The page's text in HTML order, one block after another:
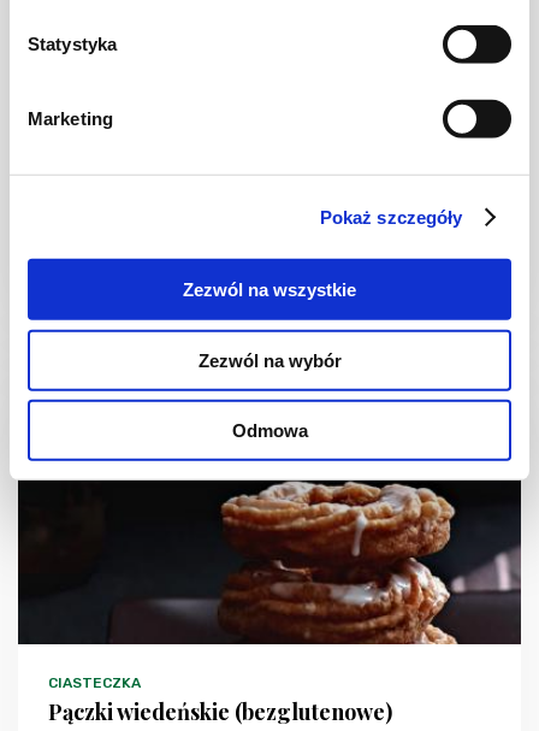
Statystyka
Marketing
Pokaż szczegóły
Zezwól na wszystkie
Zezwól na wybór
Odmowa
CIASTECZKA
3067 kcal
CIASTECZKA
Pączki wiedeńskie (bezglutenowe)